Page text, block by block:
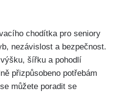
chodítka pro seniory
nezávislost a bezpečnost.
šířku a pohodlí
přizpůsobeno potřebám
můžete poradit se